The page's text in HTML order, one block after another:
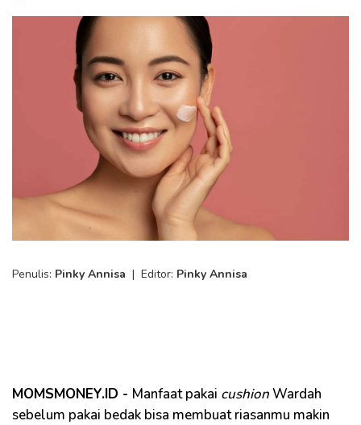
Penulis: Pinky Annisa | Editor: Pinky Annisa
MOMSMONEY.ID - Manfaat pakai cushionWardah
sebelum pakai bedak bisa membuat riasanmu makin